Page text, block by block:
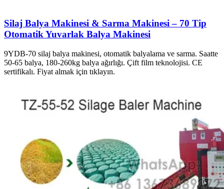
Silaj Balya Makinesi & Sarma Makinesi – 70 Tip
Otomatik Yuvarlak Balya Makinesi
9YDB-70 silaj balya makinesi, otomatik balyalama ve sarma. Saatte
50-65 balya, 180-260kg balya ağırlığı. Çift film teknolojisi. CE
sertifikalı. Fiyat almak için tıklayın.